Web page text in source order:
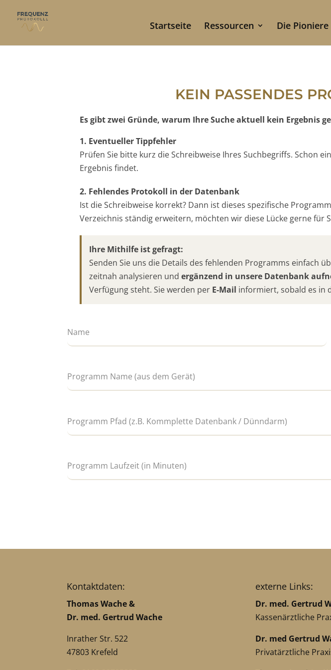
Startseite Ressourcen Die Pioniere
KEIN PASSENDES
Es gibt zwei Gründe, warum Ihre Suche aktuell kein Ergebnis
1. Eventueller Tippfehler
Prüfen Sie bitte kurz die Schreibweise Ihres Suchbegriffs. Schon
Ergebnis findet.
2. Fehlendes Protokoll in der Datenbank
Ist die Schreibweise korrekt? Dann ist dieses spezifische
Verzeichnis ständig erweitern, möchten wir diese Lücke gerne für
Ihre Mithilfe ist gefragt:
Senden Sie uns die Details des fehlenden Programms einfach
zeitnah analysieren und ergänzend in unsere Datenbank
Verfügung steht. Sie werden per E-Mail informiert, sobald es in
Kontaktdaten:
Thomas Wache &
Dr. med. Gertrud Wache
Inrather Str. 522
47803 Krefeld
externe Links:
Dr. med. Gertrud
Kassenärztliche
Dr. med Gertrud
Privatärztliche